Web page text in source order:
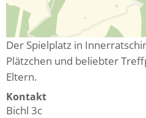
Der Spielplatz in
Plätzchen und beliebter
Eltern.
Kontakt
Bichl 3c